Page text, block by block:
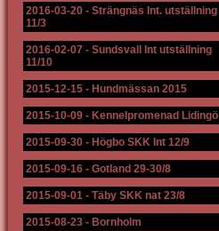
2016-03-20 - Strängnäs Int. utställning
11/3
2016-02-07 - Sundsvall Int utställning
11/10
2015-12-15 - Hundmässan 2015
2015-10-09 - Kennelpromenad Lidingö
2015-09-30 - Högbo SKK Int 12/9
2015-09-16 - Gotland 29-30/8
2015-09-01 - Täby SKK nat 23/8
2015-08-23 - Bornholm